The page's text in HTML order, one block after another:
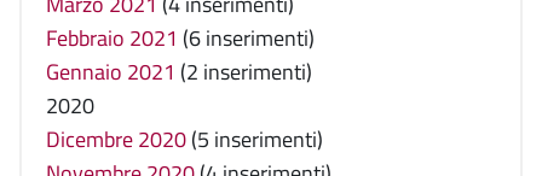
Febbraio 2021 (6 inserimenti)
Gennaio 2021 (2 inserimenti)
2020
Dicembre 2020(5 inserimenti)